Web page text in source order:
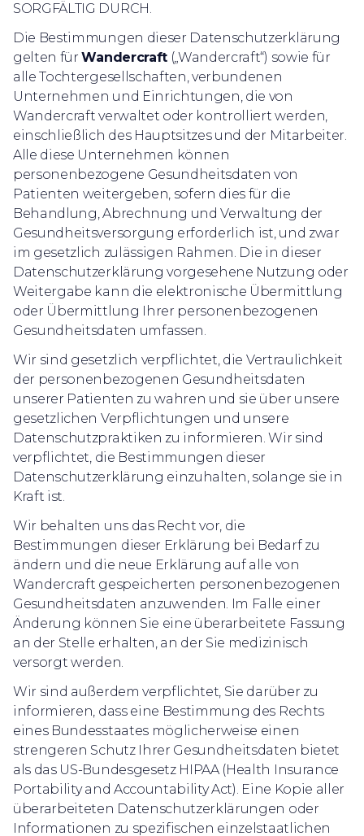
SORGFÄLTIG DURCH.
Die Bestimmungen dieser Datenschutzerklärung
gelten fürWandercraft(„Wandercraft“) sowie für
alle Tochtergesellschaften, verbundenen
Unternehmen und Einrichtungen, die von
Wandercraft verwaltet oder kontrolliert werden,
einschließlich des Hauptsitzes und der Mitarbeiter.
Alle diese Unternehmen können
personenbezogene Gesundheitsdaten von
Patienten weitergeben, sofern dies für die
Behandlung, Abrechnung und Verwaltung der
Gesundheitsversorgung erforderlich ist, und zwar
im gesetzlich zulässigen Rahmen. Die in dieser
Datenschutzerklärung vorgesehene Nutzung oder
Weitergabe kann die elektronische Übermittlung
oder Übermittlung Ihrer personenbezogenen
Gesundheitsdaten umfassen.
Wir sind gesetzlich verpflichtet, die Vertraulichkeit
der personenbezogenen Gesundheitsdaten
unserer Patienten zu wahren und sie über unsere
gesetzlichen Verpflichtungen und unsere
Datenschutzpraktiken zu informieren. Wir sind
verpflichtet, die Bestimmungen dieser
Datenschutzerklärung einzuhalten, solange sie in
Kraft ist.
Wir behalten uns das Recht vor, die
Bestimmungen dieser Erklärung bei Bedarf zu
ändern und die neue Erklärung auf alle von
Wandercraft gespeicherten personenbezogenen
Gesundheitsdaten anzuwenden. Im Falle einer
Änderung können Sie eine überarbeitete Fassung
an der Stelle erhalten, an der Sie medizinisch
versorgt werden.
Wir sind außerdem verpflichtet, Sie darüber zu
informieren, dass eine Bestimmung des Rechts
eines Bundesstaates möglicherweise einen
strengeren Schutz Ihrer Gesundheitsdaten bietet
als das US-Bundesgesetz HIPAA (Health Insurance
Portability and Accountability Act). Eine Kopie aller
überarbeiteten Datenschutzerklärungen oder
Informationen zu spezifischen einzelstaatlichen